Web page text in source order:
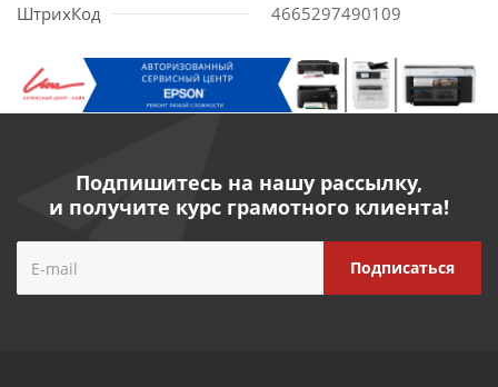
ШтрихКод 4665297490109
Подпишитесь на нашу рассылку,
и получите курс грамотного клиента!